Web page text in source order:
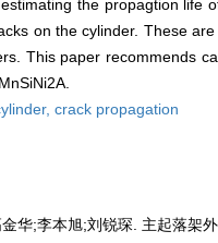
the propagtion life
on the cylinder. These
This paper recommends
crack propagation
华;李本旭;刘锐琛. 主起落架